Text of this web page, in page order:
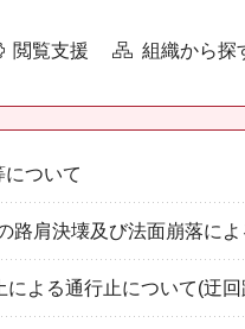
閲覧支援 組織から探
ついて
路肩決壊及び法面崩落に
よる通行止について(迂